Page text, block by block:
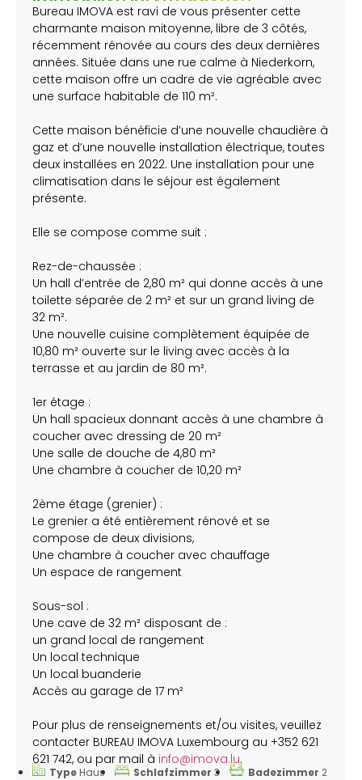
Bureau IMOVA est ravi de vous présenter cette
charmante maison mitoyenne, libre de 3 côtés,
récemment rénovée au cours des deux dernières
années. Située dans une rue calme à Niederkorn,
cette maison offre un cadre de vie agréable avec
une surface habitable de 110 m².
Cette maison bénéficie d’une nouvelle chaudière à
gaz et d’une nouvelle installation électrique, toutes
deux installées en 2022. Une installation pour une
climatisation dans le séjour est également
présente.
Elle se compose comme suit :
Rez-de-chaussée :
Un hall d’entrée de 2,80 m² qui donne accès à une
toilette séparée de 2 m² et sur un grand living de
32 m².
Une nouvelle cuisine complètement équipée de
10,80 m² ouverte sur le living avec accès à la
terrasse et au jardin de 80 m².
1er étage :
Un hall spacieux donnant accès à une chambre à
coucher avec dressing de 20 m²
Une salle de douche de 4,80 m²
Une chambre à coucher de 10,20 m²
2ème étage (grenier) :
Le grenier a été entièrement rénové et se
compose de deux divisions,
Une chambre à coucher avec chauffage
Un espace de rangement
Sous-sol :
Une cave de 32 m² disposant de :
un grand local de rangement
Un local technique
Un local buanderie
Accès au garage de 17 m²
Pour plus de renseignements et/ou visites, veuillez
contacter BUREAU IMOVA Luxembourg au +352 621
621 742, ou par mail à info@imova.lu.
Type Haus Schlafzimmer 3 Badezimmer 2